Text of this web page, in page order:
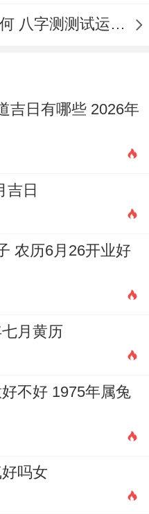
）煞北属龙者不宜
月初六；星期六）
光、出行、修造、
，属羊者需
床跟新居入宅同
月初七，星期日）
匾、开光、解除、
造、上梁、置产、栽
嫁娶、入宅
如何测试自己的运势如何 八字测测试运运程
吉日有哪些 2026年
吉日
农历6月26开业好
月黄历
不好 1975年属兔
吗女